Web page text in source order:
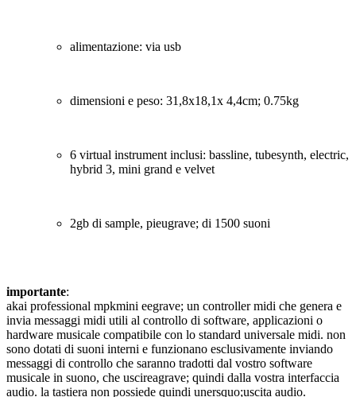
alimentazione: via usb
dimensioni e peso: 31,8x18,1x 4,4cm; 0.75kg
6 virtual instrument inclusi: bassline, tubesynth, electric,
hybrid 3, mini grand e velvet
2gb di sample, pieugrave; di 1500 suoni
importante:
akai professional mpkmini eegrave; un controller midi che genera e
invia messaggi midi utili al controllo di software, applicazioni o
hardware musicale compatibile con lo standard universale midi. non
sono dotati di suoni interni e funzionano esclusivamente inviando
messaggi di controllo che saranno tradotti dal vostro software
musicale in suono, che uscireagrave; quindi dalla vostra interfaccia
audio. la tastiera non possiede quindi unersquo;uscita audio.